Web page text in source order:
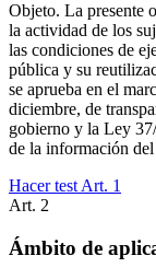
Objeto. La presente
la actividad de los
las condiciones de
pública y su
se aprueba en el
diciembre, de
gobierno y la Ley
de la información
Hacer test Art. 1
Art. 2
Ámbito de